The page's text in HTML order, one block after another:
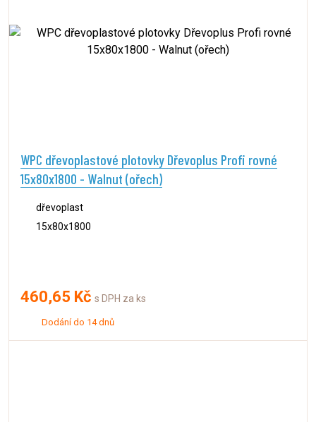
WPC dřevoplastové plotovky Dřevoplus Profi rovné
15x80x1800 - Walnut (ořech)
dřevoplast
15x80x1800
460,65 Kč s DPH za ks
Dodání do 14 dnů